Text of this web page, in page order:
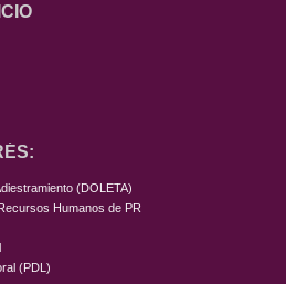
(DOLETA)
Humanos de PR
(PDL)